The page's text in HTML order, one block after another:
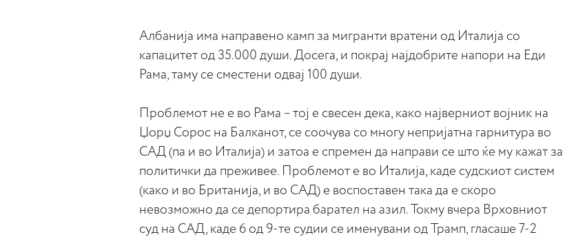
Албанија има направено камп за мигранти вратени од Италија со
капацитет од 35.000 души. Досега, и покрај најдобрите напори на Еди
Рама, таму се сместени одвај 100 души.
Проблемот не е во Рама – тој е свесен дека, како најверниот војник на
Џорџ Сорос на Балканот, се соочува со многу непријатна гарнитура во
САД (па и во Италија) и затоа е спремен да направи се што ќе му кажат за
политички да преживее. Проблемот е во Италија, каде судскиот систем
(како и во Британија, и во САД) е воспоставен така да е скоро
невозможно да се депортира барател на азил. Токму вчера Врховниот
суд на САД, каде 6 од 9-те судии се именувани од Трамп, гласаше 7-2